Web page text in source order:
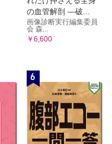
の血管解剖 ―破...
画像診断実行編集委員
会 森...
￥6,600
6